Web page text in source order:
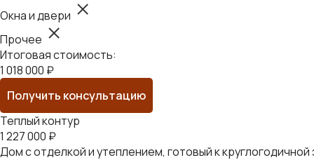
Окна и двери
Прочее
Итоговая стоимость:
1 018 000 ₽
Получить консультацию
Теплый контур
1 227 000 ₽
Дом с отделкой и утеплением, готовый к